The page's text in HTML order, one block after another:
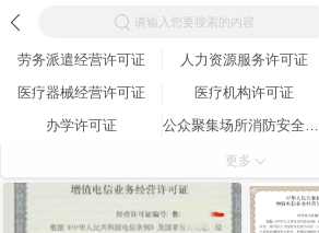
请输入您要搜索的内容
劳务派遣经营许可证 人力资源服务许可证
医疗器械经营许可证
医疗机构许可证
办学许可证
公众聚集场所消防安全检查合格证
营业性演出许可证
道路运输许可证
出版物经营许可证
特种设备生产许可证
更多